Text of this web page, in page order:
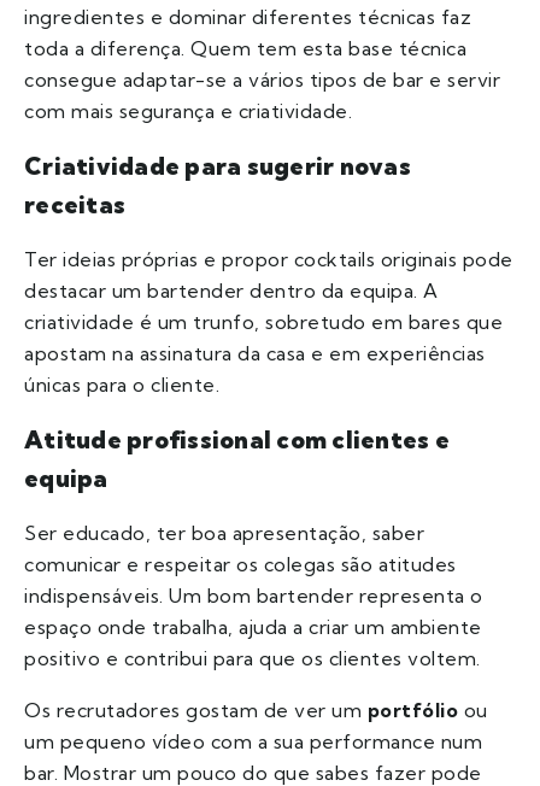
ingredientes e dominar diferentes técnicas faz
toda a diferença. Quem tem esta base técnica
consegue adaptar-se a vários tipos de bar e servir
com mais segurança e criatividade.
Criatividade para sugerir novas
receitas
Ter ideias próprias e propor cocktails originais pode
destacar um bartender dentro da equipa. A
criatividade é um trunfo, sobretudo em bares que
apostam na assinatura da casa e em experiências
únicas para o cliente.
Atitude profissional com clientes e
equipa
Ser educado, ter boa apresentação, saber
comunicar e respeitar os colegas são atitudes
indispensáveis. Um bom bartender representa o
espaço onde trabalha, ajuda a criar um ambiente
positivo e contribui para que os clientes voltem.
Os recrutadores gostam de ver um portfólio ou
um pequeno vídeo com a sua performance num
bar. Mostrar um pouco do que sabes fazer pode